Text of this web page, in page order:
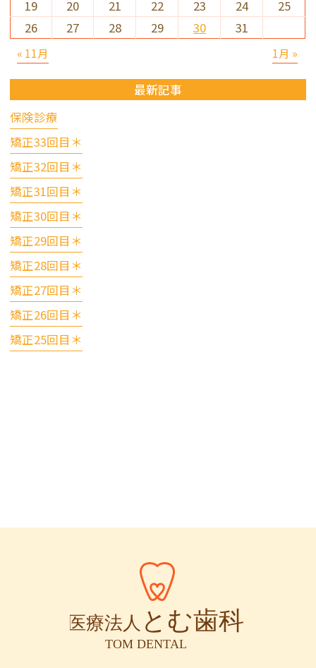
« 11月 1月 »
19 20 21 22 23 24
25
26
27 28 29 30 31
最新記事
保険診療
矯正33回目＊
矯正32回目＊
矯正31回目＊
矯正30回目＊
矯正29回目＊
矯正28回目＊
矯正27回目＊
矯正26回目＊
矯正25回目＊